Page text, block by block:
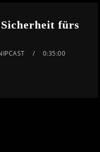
Sicherheit fürs
0:35:00